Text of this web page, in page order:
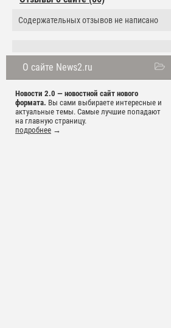
Содержательных отзывов не написано
О сайте News2.ru
Новости 2.0 — новостной сайт нового
формата. Вы сами выбираете интересные и
актуальные темы. Самые лучшие попадают
на главную страницу.
подробнее →